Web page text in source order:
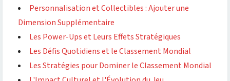
Personnalisation et Collectibles : Ajouter une
Dimension Supplémentaire
Les Power-Ups et Leurs Effets Stratégiques
Les Défis Quotidiens et le Classement Mondial
Les Stratégies pour Dominer le Classement Mondial